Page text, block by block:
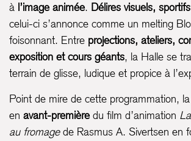
à l’image animée. Délires visuels,
celui-ci s’annonce comme un melting
foisonnant. Entre projections, ateliers,
exposition et cours géants, la Halle se
terrain de glisse, ludique et propice à
Point de mire de cette programmation,
en avant-premièredu film d’animation
au fromagede Rasmus A. Sivertsen en